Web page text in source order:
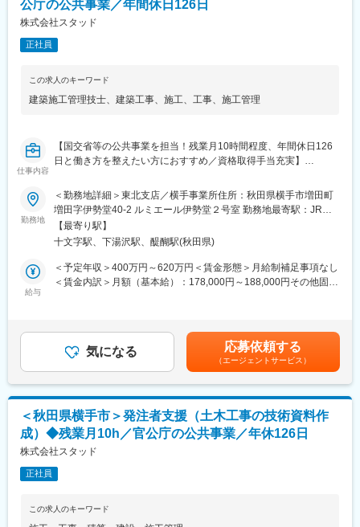
■同社の特徴：
1983年に創業して以来、地域に根付いたコンサルティングが好評
価であり、着実な成長を遂げてきました。同社は社内外問わず、
人と人との絆に重きを置いたコンサルティングに取り組んでいま
術者集団）の頭文字をとったもので、初心を忘れず常に技術の向
上を心がけ「お客様のニーズが第一」の意識の下、地域のリーデ
ィングコンサルタントを目指しています。
とができる環境にあります。
同社には中途入社者が多数おり、社員間のコミュニケーションも
活発で、馴染みやすい環境です。また、個人の能力を重視してお
り、性別や年齢に関わらず、アイディアや意見を発信、交換がで
きる環境づくりに力を注いでいます。そのため自身の経験、及
変更の範囲：会社の定める業務
公庁の公共事業／年間休日126日
株式会社スタッド
正社員
この求人のキーワード
建築施工管理技士、 建築工事、 施工、 工事、 施工管理
仕事内容
【国交省等の公共事業を担当！残業月10時間程度、年間休日126
日と働き方を整えたい方におすすめ／資格取得手当充実】
■職務詳細：
国交省などが発注する道路、河川、ダム工事に係る工事の技術支
援補助や工事監督支援を行います。
・工事案件の数値算出（現場条件確認etc）
・書類作成（数量計算書etc）
・図面作成（工事発注図面／工事変更図面etc）
・工事立会い（出来形確認etc）
い環境が整っています。国交省とのお取引をしており、残業しな
い前提で施工計画を立てて受注をしているため、働きやすい環境
1983年に創業して以来、地域に根付いたコンサルティングが好評
価であり、着実な成長を遂げてきました。同社は社内外問わず、
人と人との絆に重きを置いたコンサルティングに取り組んでいま
す。社名の由来はSkilled Technical Art Designers（洗練された技
術者集団）の頭文字をとったもので、初心を忘れず常に技術の向
上を心がけ「お客様のニーズが第一」の意識の下、地域のリーデ
国国交通省とはは年にわたって取引ををっているため、事業計画
の技術的提案や意見もしやすく、『主体的に業務に取り組む』こ
勤務地
＜勤務地詳細＞東北支店／横手事業所住所：秋田県横手市増田町
増田字伊勢堂40-2 ルミエール伊勢堂２号室 勤務地最寄駅：JR奥
羽本線／十文字駅受動喫煙対策：屋内全面禁煙変更の範囲：会社
の定める事業所
【最寄り駅】
十文字駅、下湯沢駅、醍醐駅(秋田県)
給与
＜予定年収＞400万円～620万円＜賃金形態＞月給制補足事項なし
＜賃金内訳＞月額（基本給）：178,000円～188,000円その他固定
む）＜昇給有無＞有＜残業手当＞有＜給与補足＞■賞与：年2回※
経験・能力・年齢等を考慮の上、当社規定より決定致します。※有
資格者は優遇致します。賃金はあくまでも目安の金額であり、選
考を通じて上下する可能性があります。月給(月額)は固定手当を含
めた表記です。
気になる 応募依頼する
（エージェントサービス）
＜秋田県横手市＞発注者支援（土木工事の技術資料作
成）◆残業月10h／官公庁の公共事業／年休126日
株式会社スタッド
正社員
この求人のキーワード